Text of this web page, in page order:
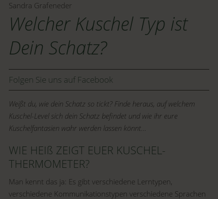
Sandra Grafeneder
Welcher Kuschel Typ ist
Dein Schatz?
Folgen Sie uns auf Facebook
Weißt du, wie dein Schatz so tickt? Finde heraus, auf welchem
Kuschel-Level sich dein Schatz befindet und wie ihr eure
Kuschelfantasien wahr werden lassen könnt…
WIE HEIß ZEIGT EUER KUSCHEL-
THERMOMETER?
Man kennt das ja: Es gibt verschiedene Lerntypen,
verschiedene Kommunikationstypen verschiedene Sprachen